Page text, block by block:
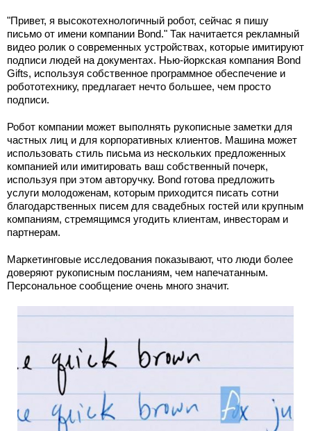
"Привет, я высокотехнологичный робот, сейчас я пишу
письмо от имени компании Bond." Так начитается рекламный
видео ролик о современных устройствах, которые имитируют
подписи людей на документах. Нью-йоркская компания Bond
Gifts, используя собственное программное обеспечение и
робототехнику, предлагает нечто большее, чем просто
подписи.
Робот компании может выполнять рукописные заметки для
частных лиц и для корпоративных клиентов. Машина может
использовать стиль письма из нескольких предложенных
компанией или имитировать ваш собственный почерк,
используя при этом авторучку. Bond готова предложить
услуги молодоженам, которым приходится писать сотни
благодарственных писем для свадебных гостей или крупным
компаниям, стремящимся угодить клиентам, инвесторам и
партнерам.
Маркетинговые исследования показывают, что люди более
доверяют рукописным посланиям, чем напечатанным.
Персональное сообщение очень много значит.